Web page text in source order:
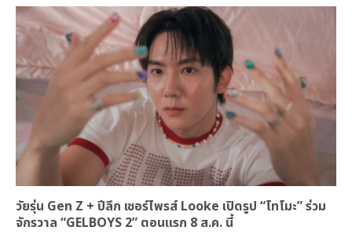
วัยรุ่น Gen Z + ปีลึก เซอร์ไพรส์ Looke เปิดรูป “โทโมะ” ร่วม
จักรวาล “GELBOYS 2” ตอนแรก 8 ส.ค. นี้